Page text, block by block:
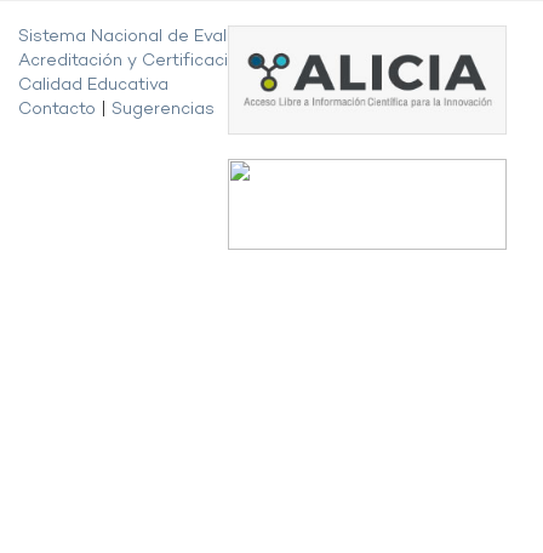
Sistema Nacional de Evaluación,
Acreditación y Certificación de la
Calidad Educativa
Contacto
Sugerencias